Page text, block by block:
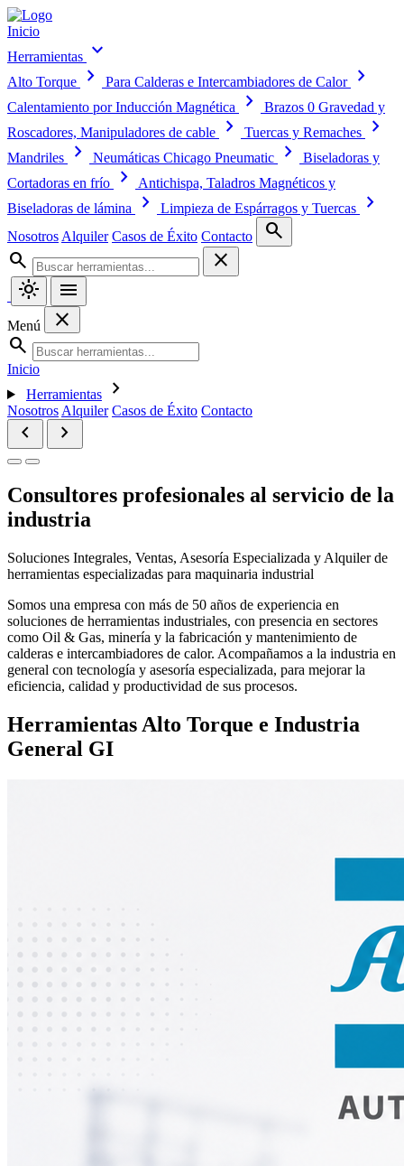
Inicio
Herramientas expand_more
Alto Torque chevron_right Para Calderas e Intercambiadores de Calor chevron_right
Calentamiento por Inducción Magnética chevron_right
Brazos 0 Gravedad y
Roscadores, Manipuladores de cable
chevron_right Tuercas y Remaches chevron_right
Mandriles chevron_right Neumáticas Chicago Pneumatic chevron_right
Biseladoras y
Cortadoras en frío
chevron_right
Antichispa, Taladros Magnéticos y
Biseladoras de lámina
chevron_right Limpieza de Espárragos y Tuercas chevron_right
Nosotros Alquiler Casos de Éxito Contacto
search
search
close
light_mode
menu
Menú
close
search
Inicio
Herramientas
chevron_right
Nosotros Alquiler Casos de Éxito Contacto
chevron_left chevron_right
Consultores profesionales al servicio de la
industria
Soluciones Integrales, Ventas, Asesoría Especializada y Alquiler de
herramientas especializadas para maquinaria industrial
Somos una empresa con más de 50 años de experiencia en
soluciones de herramientas industriales, con presencia en sectores
como Oil & Gas, minería y la fabricación y mantenimiento de
calderas e intercambiadores de calor. Acompañamos a la industria en
general con tecnología y asesoría especializada, para mejorar la
eficiencia, calidad y productividad de sus procesos.
Herramientas Alto Torque e Industria
General GI